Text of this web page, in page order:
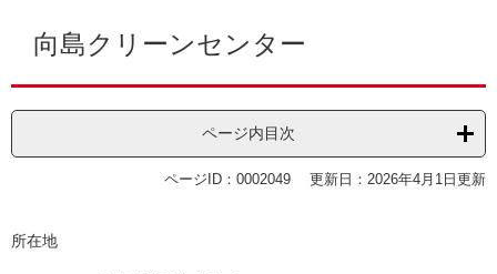
向島クリーンセンター
ページ内目次
ページID：0002049 更新日：2026年4月1日更新
所在地